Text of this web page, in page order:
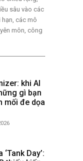
sâu vào các
các mô
môn, công
khi AI
gì bạn
mối đe dọa
Day’: